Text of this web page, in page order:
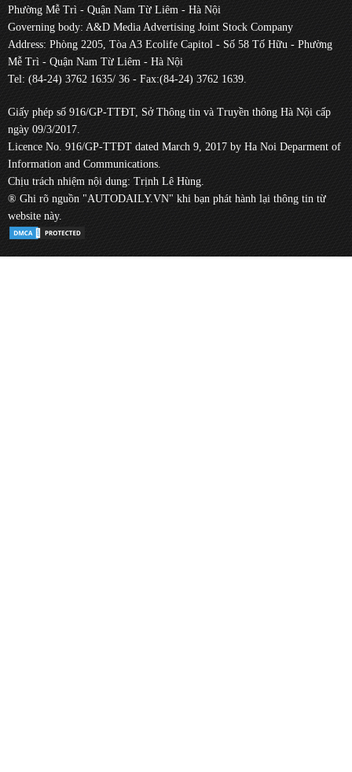
Phường Mễ Trì - Quận Nam Từ Liêm - Hà Nội
Governing body: A&D Media Advertising Joint Stock Company
Address: Phòng 2205, Tòa A3 Ecolife Capitol - Số 58 Tố Hữu - Phường
Mễ Trì - Quận Nam Từ Liêm - Hà Nội
Tel: (84-24) 3762 1635/ 36 - Fax:(84-24) 3762 1639.
Giấy phép số 916/GP-TTĐT, Sở Thông tin và Truyền thông Hà Nội cấp
ngày 09/3/2017.
Licence No. 916/GP-TTĐT dated March 9, 2017 by Ha Noi Deparment of
Information and Communications.
Chịu trách nhiệm nội dung: Trịnh Lê Hùng.
® Ghi rõ nguồn "AUTODAILY.VN" khi bạn phát hành lại thông tin từ
website này.